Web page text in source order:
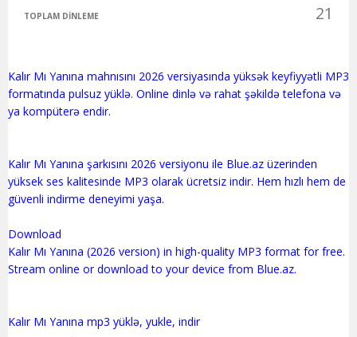
TOPLAM DINLEME 21
Kalır Mı Yanına mahnısını 2026 versiyasında yüksək keyfiyyətli MP3
formatında pulsuz yüklə. Online dinlə və rahat şəkildə telefona və
ya kompüterə endir.
Kalır Mı Yanına şarkısını 2026 versiyonu ile Blue.az üzerinden
yüksek ses kalitesinde MP3 olarak ücretsiz indir. Hem hızlı hem de
güvenli indirme deneyimi yaşa.
Download
Kalır Mı Yanına (2026 version) in high-quality MP3 format for free.
Stream online or download to your device from Blue.az.